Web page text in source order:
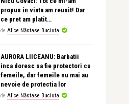
propus in viata am reusit! Dar
ce pret am platit…
de Alice Năstase Buciuta
AURORA LIICEANU: Barbatii
inca doresc sa fie protectori cu
femeile, dar femeile nu mai au
nevoie de protectia lor
de Alice Năstase Buciuta